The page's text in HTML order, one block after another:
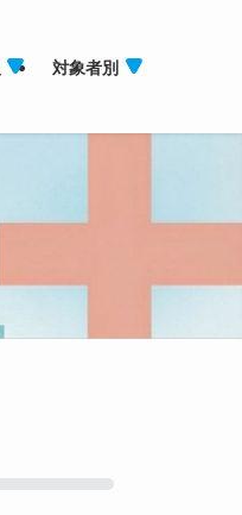
対象者別